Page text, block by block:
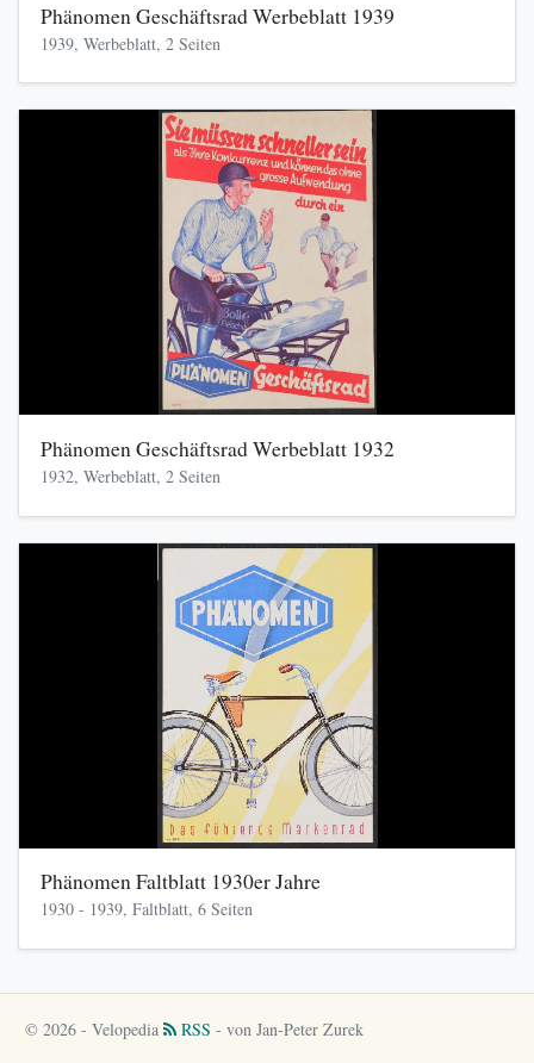
Phänomen Geschäftsrad Werbeblatt 1939
1939, Werbeblatt, 2 Seiten
Phänomen Geschäftsrad Werbeblatt 1932
1932, Werbeblatt, 2 Seiten
Phänomen Faltblatt 1930er Jahre
1930 - 1939, Faltblatt, 6 Seiten
© 2026 - Velopedia RSS - von Jan-Peter Zurek